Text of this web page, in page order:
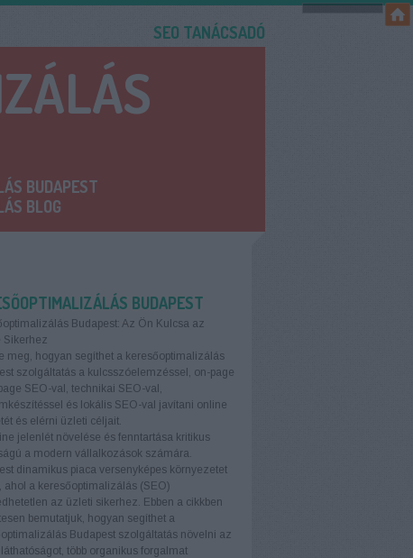
SEO TANÁCSADÓ
BUDAPEST
BLOG
BUDAPEST
Budapest: Az Ön Kulcsa az
Sikerhez
meg, hogyan segíthet a keresőoptimalizálás
szolgáltatás a kulcsszóelemzéssel, on-page
SEO-val, technikai SEO-val,
és lokális SEO-val javítani online
és elérni üzleti céljait.
jelenlét növelése és fenntartása kritikus
a modern vállalkozások számára.
dinamikus piaca versenyképes környezetet
ahol a keresőoptimalizálás (SEO)
az üzleti sikerhez. Ebben a cikkben
bemutatjuk, hogyan segíthet a
Budapest szolgáltatás növelni az
több organikus forgalmat